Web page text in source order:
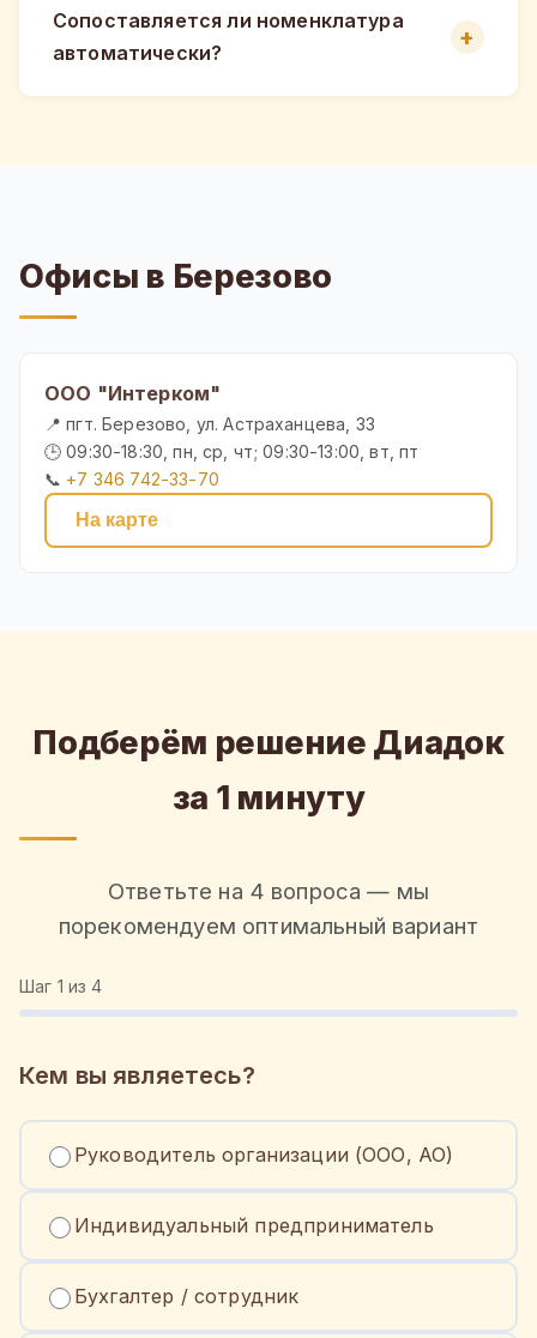
Сопоставляется ли номенклатура
автоматически?
Офисы в Березово
ООО "Интерком"
📍 пгт. Березово, ул. Астраханцева, 33
🕒 09:30-18:30, пн, ср, чт; 09:30-13:00, вт, пт
📞 +7 346 742-33-70
На карте
Подберём решение Диадок
за 1 минуту
Ответьте на 4 вопроса — мы
порекомендуем оптимальный вариант
Шаг 1 из 4
Кем вы являетесь?
Руководитель организации (ООО, АО)
Индивидуальный предприниматель
Бухгалтер / сотрудник